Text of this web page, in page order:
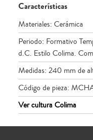
Características
Materiales: Cerámica
Periodo: Formativo
d.C. Estilo Colima.
Medidas: 240 mm de
Código de pieza:
Ver cultura Colima